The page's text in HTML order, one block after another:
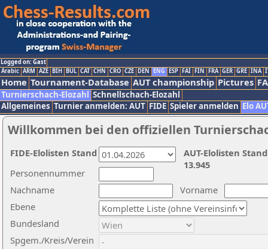
Logged on: Gast
Arabic ARM AZE BIH BUL CAT CHN CRO CZE DEN ENG ESP FAI FIN FRA GER GRE INA
Home Tournament-Database AUT championship Pictures
Turnierschach-Elozahl Schnellschach-Elozahl
Allgemeines Turnier anmelden: AUT FIDE Spieler anmelden Elo
Willkommen bei den offiziellen
Nachname
Vorname
Ebene
Personennummer
Bundesland
Spgem./Kreis/Verein
AUT-Elolisten
13.945
FIDE-Elolisten Stand